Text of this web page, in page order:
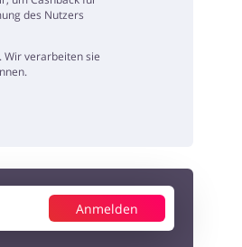
des Nutzers
Wir verarbeiten sie
Anmelden